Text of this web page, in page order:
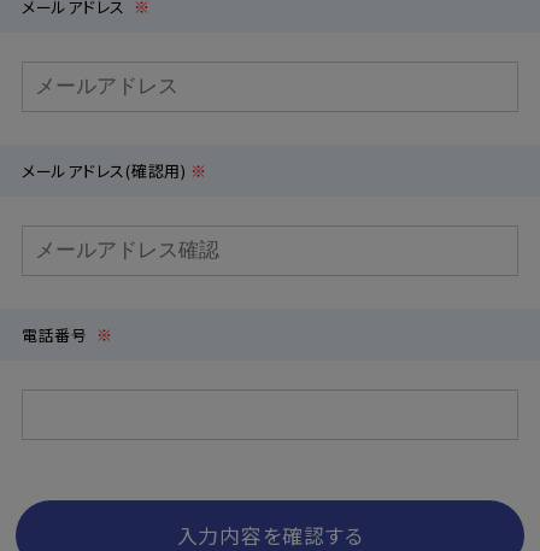
メールアドレス ※
メールアドレス(確認用) ※
電話番号 ※
入力内容を確認する